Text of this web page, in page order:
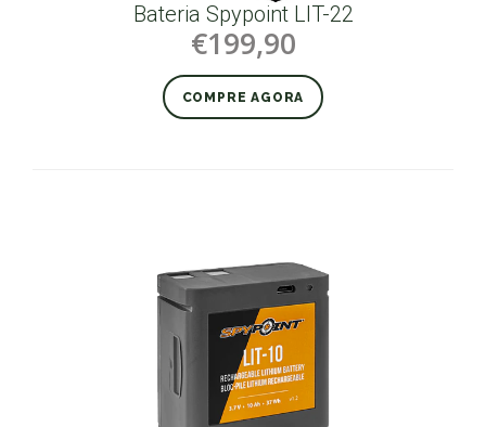
Bateria Spypoint LIT-22
€199,90
COMPRE AGORA